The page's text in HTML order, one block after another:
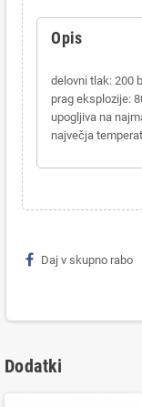
Opis
delovni tlak: 200
prag eksplozije:
upogljiva na
največja
Daj v skupno rabo
Dodatki